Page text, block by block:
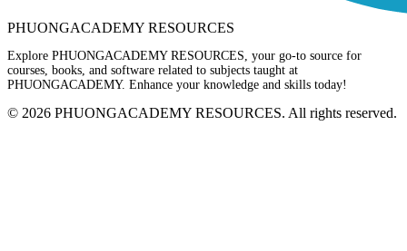
PHUONGACADEMY RESOURCES
Explore PHUONGACADEMY RESOURCES, your go-to source for
courses, books, and software related to subjects taught at
PHUONGACADEMY. Enhance your knowledge and skills today!
© 2026 PHUONGACADEMY RESOURCES. All rights reserved.